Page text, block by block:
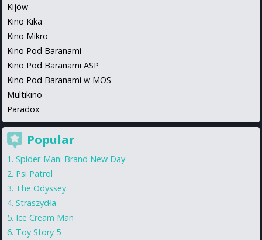
Kijów
Kino Kika
Kino Mikro
Kino Pod Baranami
Kino Pod Baranami ASP
Kino Pod Baranami w MOS
Multikino
Paradox
Popular
Spider-Man: Brand New Day
Psi Patrol
The Odyssey
Straszydła
Ice Cream Man
Toy Story 5